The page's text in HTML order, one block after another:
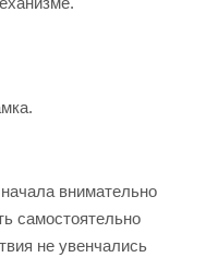
внимательно
самостоятельно
не увенчались